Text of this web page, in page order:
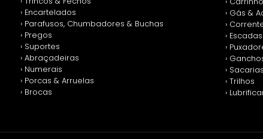
› Encartelados
› Parafusos, Chumbadores & Buchas
› Pregos
› Suportes
› Abraçadeiras
› Numerais
› Porcas & Arruelas
› Brocas
› Gás &
›
›
›
›
› Sacarias
› Trilhos
›